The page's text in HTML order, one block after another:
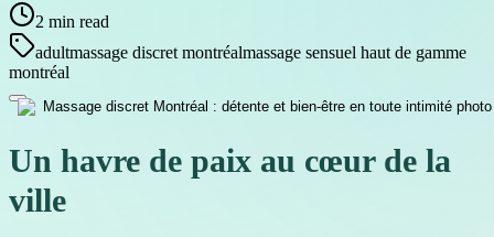
2 min read
adultmassage discret montréalmassage sensuel haut de gamme
montréal
Un havre de paix au cœur de la
ville